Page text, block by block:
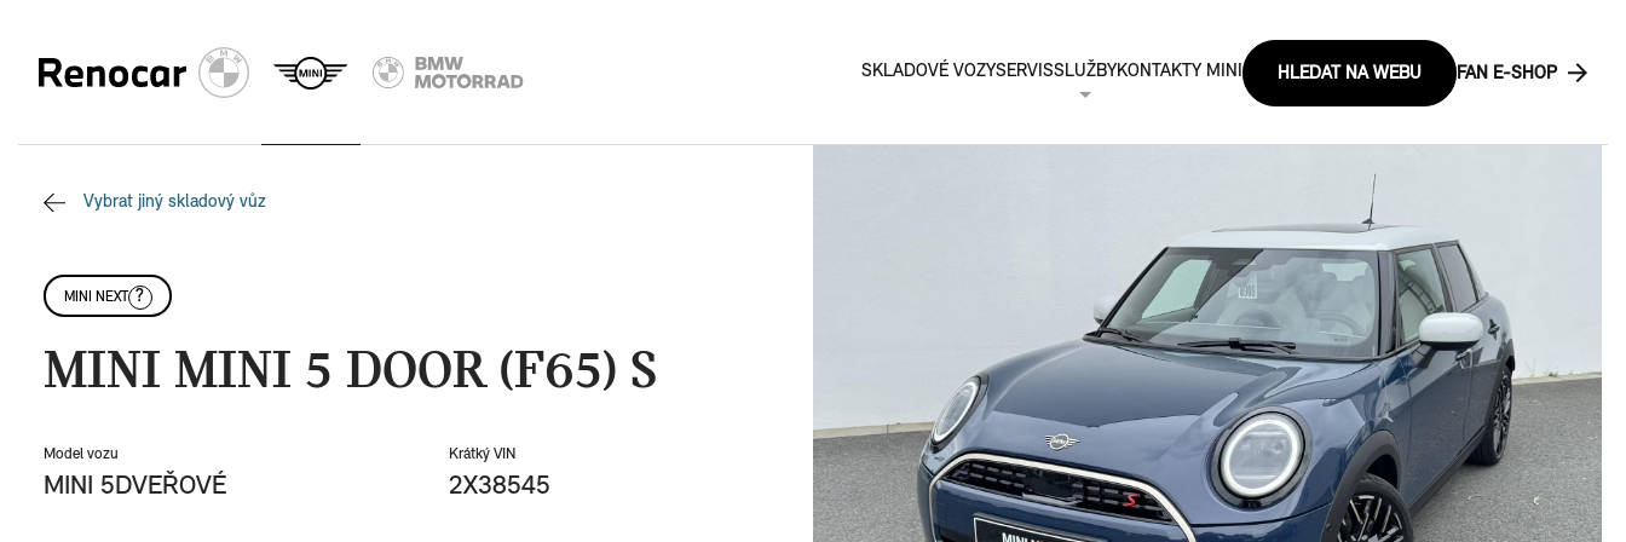
SKLADOVÉ VOZYSERVISSLUŽBY
VÝKUP VOZŮ
TESTOVACÍ JÍZDY
KONTAKTY MINI HLEDAT NA WEBU FAN E-SHOP
Vybrat jiný skladový vůz
MINI NEXT
MINI MINI 5 DOOR (F65) S
Model vozu
MINI 5DVEŘOVÉ
Krátký VIN
2X38545